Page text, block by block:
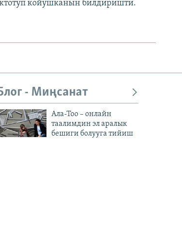
койушканын билдиришти.
- Миңсанат
Ала-Тоо – онлайн
таалимдин эл аралык
бешиги болууга тийиш